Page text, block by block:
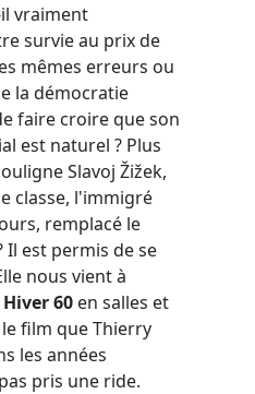
vraiment
survie au prix de
mêmes erreurs ou
la démocratie
faire croire que son
est naturel ? Plus
Slavoj Žižek,
classe, l'immigré
remplacé le
est permis de se
nous vient à
Hiver 60 en salles et
film que Thierry
les années
pris une ride.